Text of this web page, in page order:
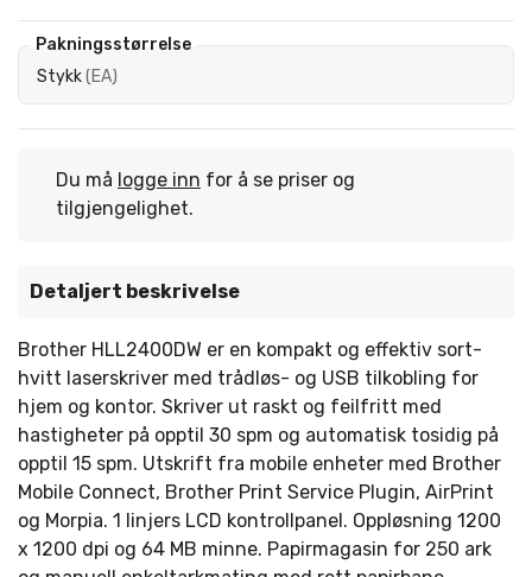
Pakningsstørrelse
Stykk(EA)
Du må logge inn for å se priser og
tilgjengelighet.
Detaljert beskrivelse
Brother HLL2400DW er en kompakt og effektiv sort-
hvitt laserskriver med trådløs- og USB tilkobling for
hjem og kontor. Skriver ut raskt og feilfritt med
hastigheter på opptil 30 spm og automatisk tosidig på
opptil 15 spm. Utskrift fra mobile enheter med Brother
Mobile Connect, Brother Print Service Plugin, AirPrint
og Morpia. 1 linjers LCD kontrollpanel. Oppløsning 1200
x 1200 dpi og 64 MB minne. Papirmagasin for 250 ark